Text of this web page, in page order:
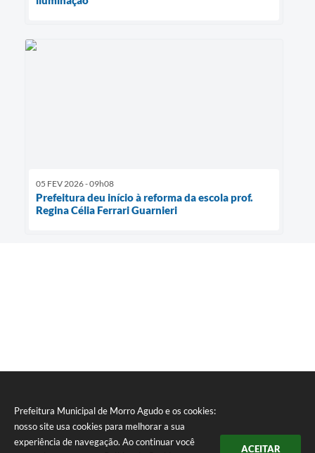
Prefeitura Municipal de Morro Agudo e os cookies:
nosso site usa cookies para melhorar a sua
experiência de navegação. Ao continuar você
ACEITAR
05 FEV 2026 - 09h08
Prefeitura deu início à reforma da escola prof.
Regina Célia Ferrari Guarnieri